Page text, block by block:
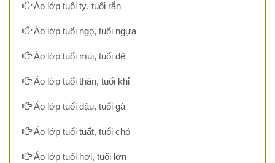
Áo lớp tuổi tỵ, tuổi rắn
Áo lớp tuổi ngọ, tuổi ngựa
Áo lớp tuổi mùi, tuổi dê
Áo lớp tuổi thân, tuổi khỉ
Áo lớp tuổi dậu, tuổi gà
Áo lớp tuổi tuất, tuổi chó
Áo lớp tuổi hợi, tuổi lợn